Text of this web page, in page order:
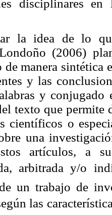
disciplinares
la idea de lo
(2006)
de manera
y las
y conjugado
texto que
científicos o
una
artículos, a
arbitrada y/o
un trabajo de
las